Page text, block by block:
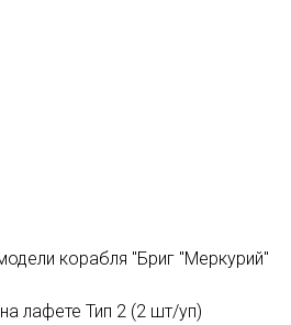
корабля "Бриг "Меркурий"
лафете Тип 2 (2 шт/уп)